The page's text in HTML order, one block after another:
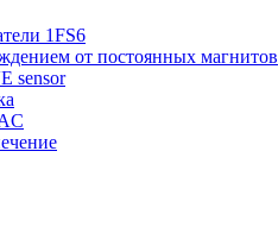
1FS6
от постоянных магнитов
sensor